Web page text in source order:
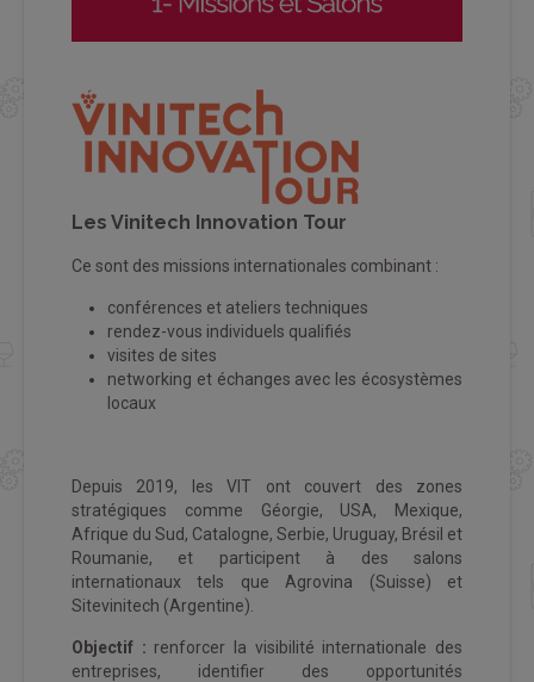
Les Vinitech Innovation Tour
Ce sont des missions internationales combinant :
conférences et ateliers techniques
rendez-vous individuels qualifiés
visites de sites
networking et échanges avec les écosystèmes
locaux
Depuis 2019, les VIT ont couvert des zones
stratégiques comme Géorgie, USA, Mexique,
Afrique du Sud, Catalogne, Serbie, Uruguay, Brésil et
Roumanie, et participent à des salons
internationaux tels que Agrovina (Suisse) et
Sitevinitech (Argentine).
Objectif : renforcer la visibilité internationale des
entreprises, identifier des opportunités